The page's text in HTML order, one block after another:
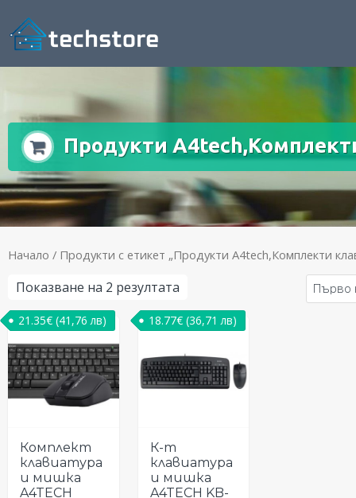
Продукти
Начало / Продукти с етикет „Продукти A4tech,Комплекти
Показване на 2 резултата
Комплект
клавиатура
и мишка
A4TECH
21.35€ (41,76 лв)
К-т
клавиатура
и мишка
A4TECH KB-
18.77€ (36,71 лв)